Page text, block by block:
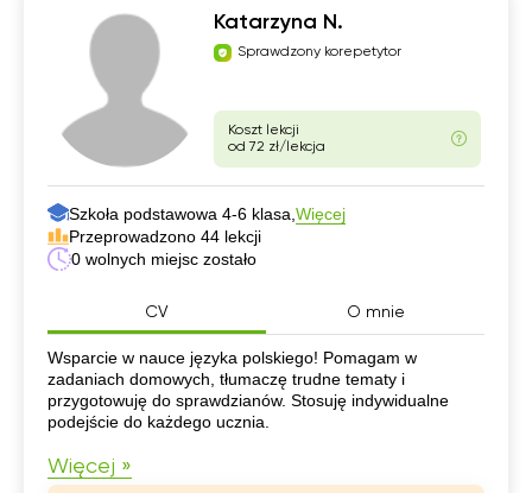
Katarzyna N.
Sprawdzony korepetytor
Koszt lekcji
od 72 zł/lekcja
Szkoła podstawowa 4-6 klasa, Więcej
Przeprowadzono 44 lekcji
0 wolnych miejsc zostało
CV O mnie
CV
Wsparcie w nauce języka polskiego! Pomagam w
zadaniach domowych, tłumaczę trudne tematy i
przygotowuję do sprawdzianów. Stosuję indywidualne
podejście do każdego ucznia.
Więcej »